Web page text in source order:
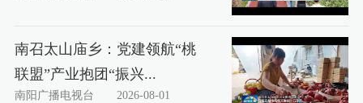
南召太山庙乡：党建领航“桃
联盟”产业抱团“振兴...
南阳广播电视台 2026-08-01